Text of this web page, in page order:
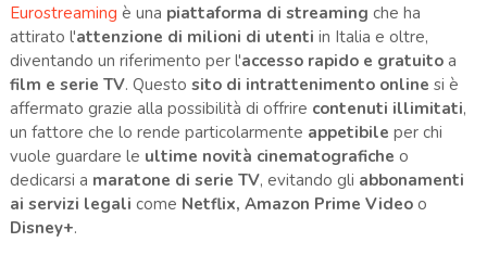
Eurostreaming è una piattaforma di streaming che ha
attirato l'attenzione di milioni di utenti in Italia e oltre,
diventando un riferimento per l'accesso rapido e gratuitoa
film e serie TV. Questo sito di intrattenimento online si è
affermato grazie alla possibilità di offrire contenuti illimitati,
un fattore che lo rende particolarmente appetibile per chi
vuole guardare le ultime novità cinematografiche o
dedicarsi a maratone di serie TV, evitando gli abbonamenti
ai servizi legali come Netflix, Amazon Prime Videoo
Disney+.